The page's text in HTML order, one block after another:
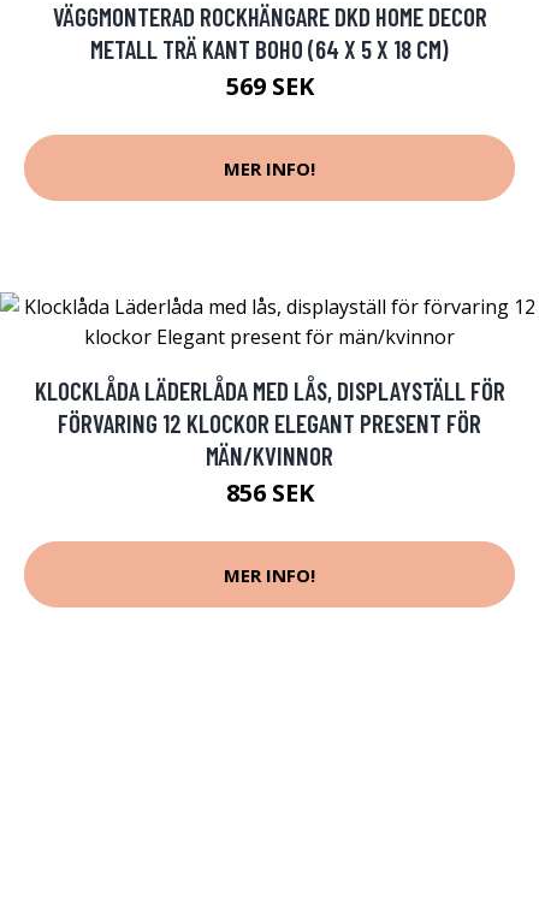
VÄGGMONTERAD ROCKHÄNGARE DKD HOME DECOR
METALL TRÄ KANT BOHO (64 X 5 X 18 CM)
569 SEK
MER INFO!
KLOCKLÅDA LÄDERLÅDA MED LÅS, DISPLAYSTÄLL FÖR
FÖRVARING 12 KLOCKOR ELEGANT PRESENT FÖR
MÄN/KVINNOR
856 SEK
MER INFO!